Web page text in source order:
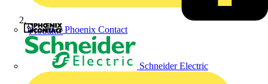
Phoenix Contact
Schneider Electric
Produkte